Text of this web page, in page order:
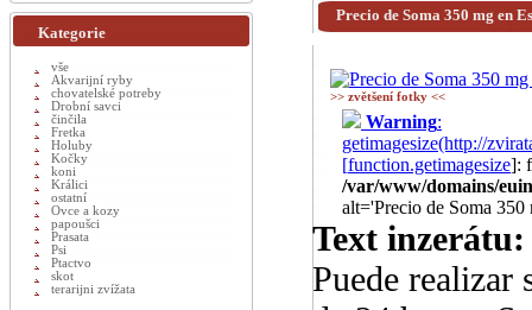
Precio de Soma 350 mg en
>> zvětšení fotky <<
Warning:
getimagesize(http://
[function.getimagesize]:
/var/www/domains/
alt='Precio de Soma 350
Text inzerátu:
Puede realizar
Kategorie
vše
Akvarijní ryby
chovatelské potreby
Drobní savci
činčila
Fretka
Holuby
Kočky
koni
Králici
ostatní
Ovce a kozy
papoušci
Prasata
Psi
Ptactvo
skot
terarijni zvížata